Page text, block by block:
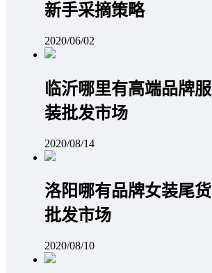
新手采摘策略
2020/06/02
临沂哪里有高端品牌服
装批发市场
2020/08/14
洛阳哪有品牌女装尾货
批发市场
2020/08/10